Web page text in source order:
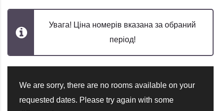
Увага! Ціна номерів вказана за обраний
період!
We are sorry, there are no rooms available on your
requested dates. Please try again with some